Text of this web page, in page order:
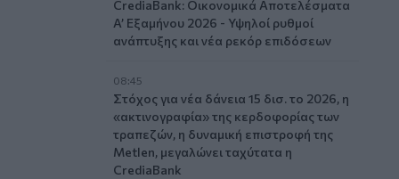
CrediaBank: Οικονομικά Αποτελέσματα
A’ Εξαμήνου 2026 - Υψηλοί ρυθμοί
ανάπτυξης και νέα ρεκόρ επιδόσεων
08:45
Στόχος για νέα δάνεια 15 δισ. το 2026, η
«ακτινογραφία» της κερδοφορίας των
τραπεζών, η δυναμική επιστροφή της
Metlen, μεγαλώνει ταχύτατα η
CrediaBank